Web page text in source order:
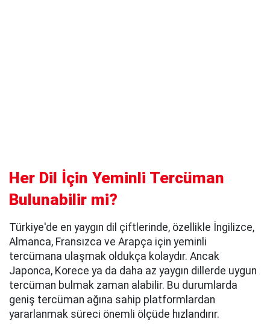
Her Dil İçin Yeminli Tercüman
Bulunabilir mi?
Türkiye'de en yaygın dil çiftlerinde, özellikle İngilizce,
Almanca, Fransızca ve Arapça için yeminli
tercümana ulaşmak oldukça kolaydır. Ancak
Japonca, Korece ya da daha az yaygın dillerde uygun
tercüman bulmak zaman alabilir. Bu durumlarda
geniş tercüman ağına sahip platformlardan
yararlanmak süreci önemli ölçüde hızlandırır.